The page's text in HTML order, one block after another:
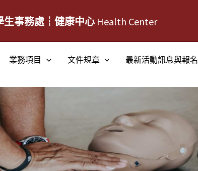
生事務處┆健康中心 Health Center
業務項目 文件規章 最新活動訊息與報名